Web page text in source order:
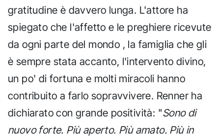
gratitudine è davvero lunga. L'attore ha
spiegato che l'affetto e le preghiere ricevute
da ogni parte del mondo , la famiglia che gli
è sempre stata accanto, l'intervento divino,
un po' di fortuna e molti miracoli hanno
contribuito a farlo sopravvivere. Renner ha
dichiarato con grande positività: "Sono di
nuovo forte. Più aperto. Più amato. Più in